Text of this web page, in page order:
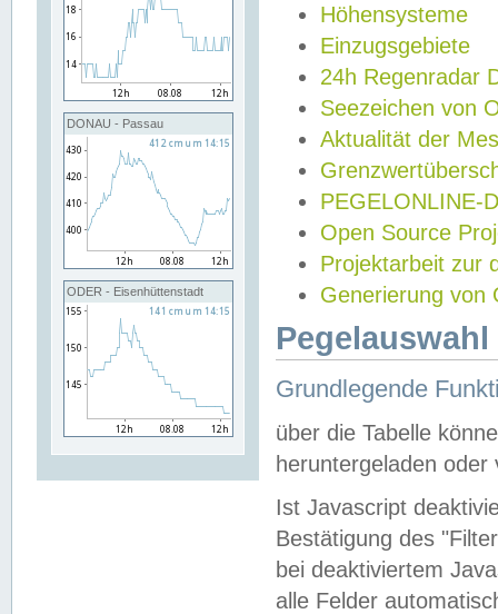
DONAU - Passau
ODER - Eisenhüttenstadt
Höhensysteme
Einzugsgebiete
24h Regenradar
Seezeichen von
Aktualität der
PEGELONLINE-
Open Source
Projektarbeit zur
Generierung von
Grundlegende
über die Tabelle
heruntergeladen oder
Ist Javascript
Bestätigung des
bei deaktiviertem
alle Felder